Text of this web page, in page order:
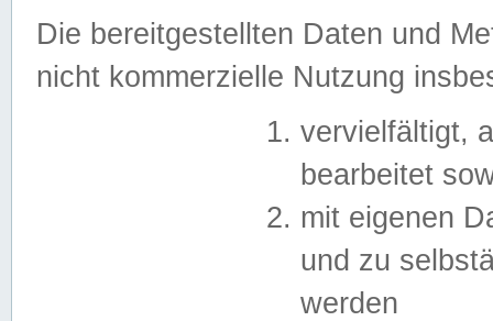
Die bereitgestellten Daten und
nicht kommerzielle Nutzung
vervielfältigt,
bearbeitet
mit eigenen
und zu
werden